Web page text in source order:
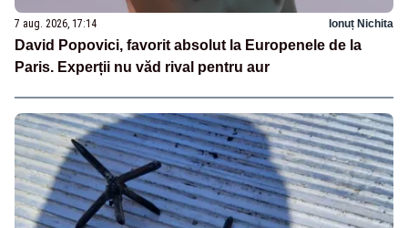
7 aug. 2026, 17:14 Ionuț Nichita
David Popovici, favorit absolut la Europenele de la
Paris. Experții nu văd rival pentru aur